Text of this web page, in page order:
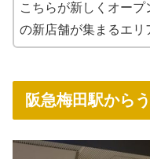
こちらが新しくオー
の新店舗が集まるエリ
阪急梅田駅から